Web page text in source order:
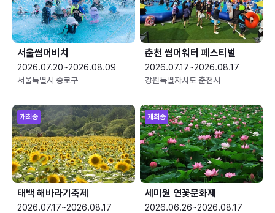
서울썸머비치
2026.07.20~2026.08.09
서울특별시 종로구
춘천 썸머워터 페스티벌
2026.07.17~2026.08.17
강원특별자치도 춘천시
개최중
태백 해바라기축제
2026.07.17~2026.08.17
개최중
세미원 연꽃문화제
2026.06.26~2026.08.17